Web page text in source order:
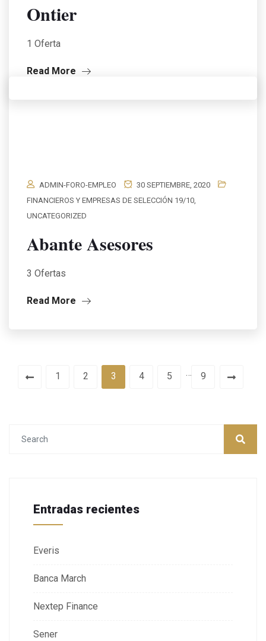
Ontier
1 Oferta
Read More
ADMIN-FORO-EMPLEO
30 SEPTIEMBRE, 2020
FINANCIEROS Y EMPRESAS DE SELECCIÓN 19/10,
UNCATEGORIZED
Abante Asesores
3 Ofertas
Read More
1 2 3 4 5 … 9
Entradas recientes
Everis
Banca March
Nextep Finance
Sener